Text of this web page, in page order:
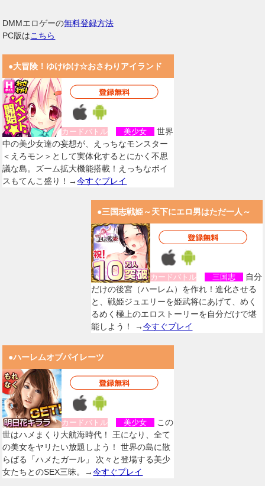
DMMエロゲーの無料登録方法
PC版はこちら
●大冒険！ゆけゆけ☆おさわりアイランド
カードバトル 美少女
世界
中の美少女達の妄想が、えっちなモンスター
＜えろモン＞として実体化するとにかく不思
議な島。ズーム拡大機能搭載！えっちなボイ
スもてんこ盛り！→今すぐプレイ
●三国志戦姫～天下にエロ男はただ一人～
カードバトル 三国志
自分
だけの後宮（ハーレム）を作れ！進化させる
と、戦姫ジュエリーを姫武将にあげて、めく
るめく極上のエロストーリーを自分だけで堪
能しよう！ →今すぐプレイ
●ハーレムオブパイレーツ
カードバトル 美少女
この
世はハメまくり大航海時代！ 王になり、全て
の美女をヤリたい放題しよう！ 世界の島に散
らばる「ハメたガール」 次々と登場する美少
女たちとのSEX三昧。→今すぐプレイ